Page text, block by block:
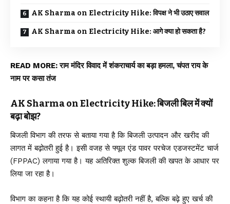
AK Sharma on Electricity Hike: विपक्ष ने भी उठाए सवाल
AK Sharma on Electricity Hike: आगे क्या हो सकता है?
READ MORE:राम मंदिर विवाद में शंकराचार्य का बड़ा हमला, चंपत राय के
नाम पर कसा तंज
AK Sharma on Electricity Hike: बिजली बिल में क्यों
बढ़ा बोझ?
बिजली विभाग की तरफ से बताया गया है कि बिजली उत्पादन और खरीद की
लागत में बढ़ोतरी हुई है। इसी वजह से फ्यूल एंड पावर परचेज एडजस्टमेंट चार्ज
(FPPAC) लगाया गया है। यह अतिरिक्त शुल्क बिजली की खपत के आधार पर
लिया जा रहा है।
विभाग का कहना है कि यह कोई स्थायी बढ़ोतरी नहीं है, बल्कि बढ़े हुए खर्च की